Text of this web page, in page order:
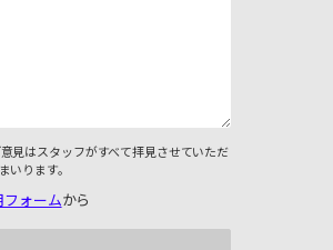
見はスタッフがすべて拝見させていただ
いります。
フォームから